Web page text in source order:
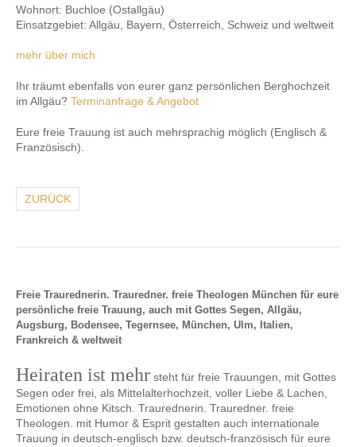
Wohnort: Buchloe (Ostallgäu)
Einsatzgebiet: Allgäu, Bayern, Österreich, Schweiz und weltweit
mehr über mich
Ihr träumt ebenfalls von eurer ganz persönlichen Berghochzeit
im Allgäu? Terminanfrage & Angebot
Eure freie Trauung ist auch mehrsprachig möglich (Englisch &
Französisch).
ZURÜCK
Freie Traurednerin. Trauredner. freie Theologen München für eure
persönliche freie Trauung, auch mit Gottes Segen, Allgäu,
Augsburg, Bodensee, Tegernsee, München, Ulm, Italien,
Frankreich & weltweit
Heiraten ist mehr steht für freie Trauungen, mit Gottes
Segen oder frei, als Mittelalterhochzeit, voller Liebe & Lachen,
Emotionen ohne Kitsch. Traurednerin. Trauredner. freie
Theologen. mit Humor & Esprit gestalten auch internationale
Trauung in deutsch-englisch bzw. deutsch-französisch für eure